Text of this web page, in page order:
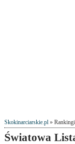
Skokinarciarskie.pl»
Światowa